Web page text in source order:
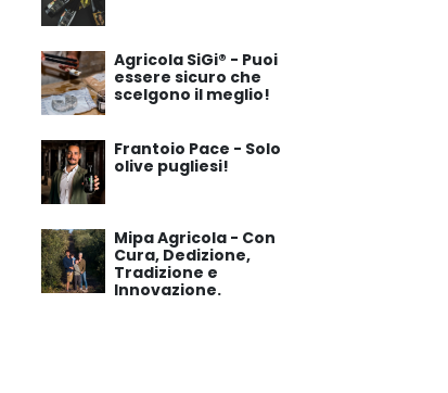
Agricola SiGi® - Puoi
essere sicuro che
scelgono il meglio!
Frantoio Pace - Solo
olive pugliesi!
Mipa Agricola - Con
Cura, Dedizione,
Tradizione e
Innovazione.